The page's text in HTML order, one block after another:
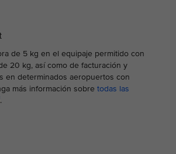
de 5 kg en el equipaje permitido con
20 kg, así como de facturación y
en determinados aeropuertos con
más información sobre todas las
.